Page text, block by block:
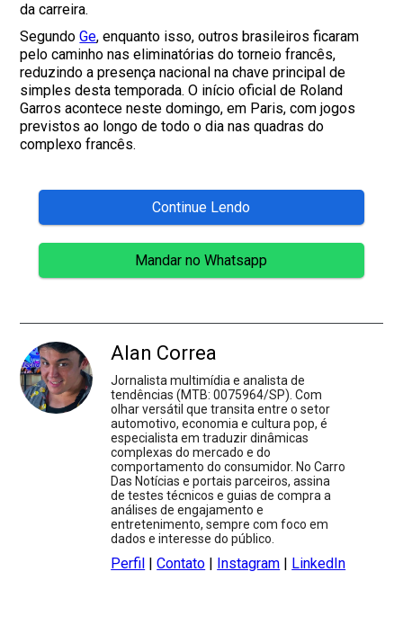
da carreira.
SegundoGe, enquanto isso, outros brasileiros ficaram
pelo caminho nas eliminatórias do torneio francês,
reduzindo a presença nacional na chave principal de
simples desta temporada. O início oficial de Roland
Garros acontece neste domingo, em Paris, com jogos
previstos ao longo de todo o dia nas quadras do
complexo francês.
Continue Lendo
Mandar no Whatsapp
Alan Correa
Jornalista multimídia e analista de
tendências (MTB: 0075964/SP). Com
olhar versátil que transita entre o setor
automotivo, economia e cultura pop, é
especialista em traduzir dinâmicas
complexas do mercado e do
comportamento do consumidor. No Carro
Das Notícias e portais parceiros, assina
de testes técnicos e guias de compra a
análises de engajamento e
entretenimento, sempre com foco em
dados e interesse do público.
Perfil |Contato | Instagram | LinkedIn